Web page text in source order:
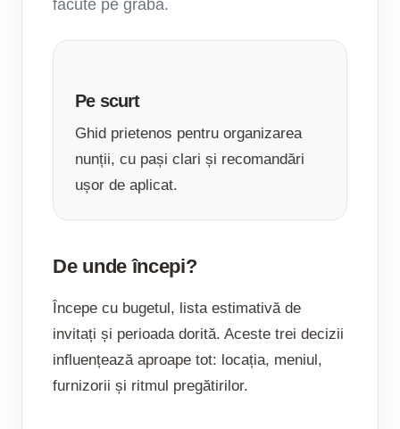
făcute pe grabă.
Pe scurt
Ghid prietenos pentru organizarea
nunții, cu pași clari și recomandări
ușor de aplicat.
De unde începi?
Începe cu bugetul, lista estimativă de
invitați și perioada dorită. Aceste trei decizii
influențează aproape tot: locația, meniul,
furnizorii și ritmul pregătirilor.